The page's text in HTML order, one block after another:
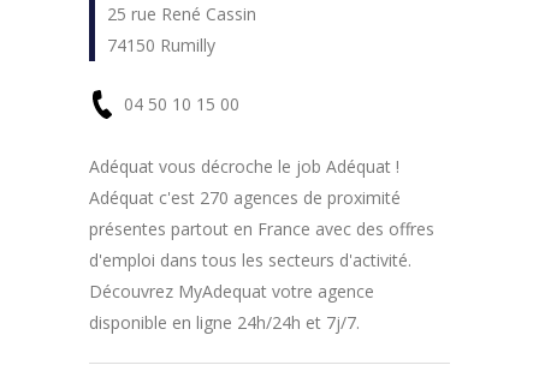
25 rue René Cassin
74150 Rumilly
04 50 10 15 00
En
savoir
plus
Adéquat vous décroche le job Adéquat !
Adéquat c'est 270 agences de proximité
présentes partout en France avec des offres
d'emploi dans tous les secteurs d'activité.
Découvrez MyAdequat votre agence
disponible en ligne 24h/24h et 7j/7.